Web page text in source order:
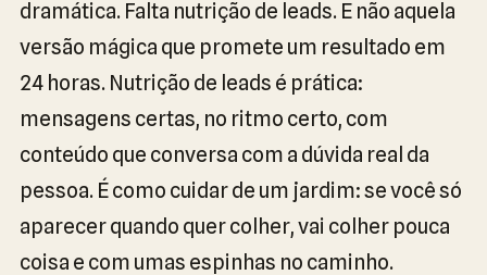
dramática. Falta nutrição de leads. E não aquela
versão mágica que promete um resultado em
24 horas. Nutrição de leads é prática:
mensagens certas, no ritmo certo, com
conteúdo que conversa com a dúvida real da
pessoa. É como cuidar de um jardim: se você só
aparecer quando quer colher, vai colher pouca
coisa e com umas espinhas no caminho.